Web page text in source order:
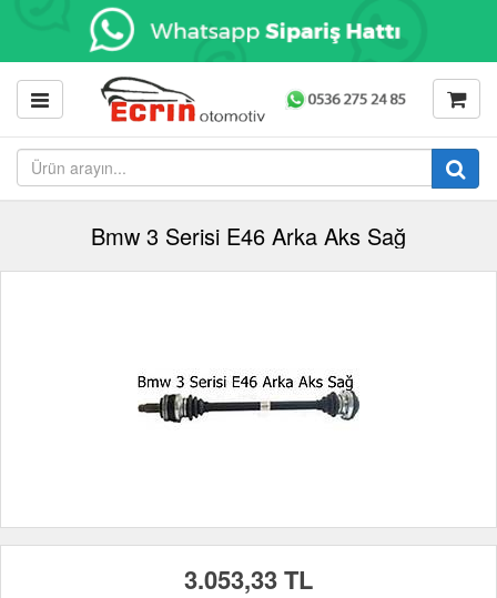
Bmw 3 Serisi E46 Arka Aks Sağ
3.053,33 TL